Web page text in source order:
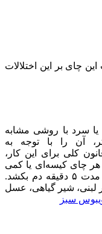
چای بر این اختلالات
سرد با روشی مشابه
آن را با توجه به
کلی برای این کار،
هر چای کیسه‌ای یا کمی
برگ چای رویبوس است. بگذارید چای به مدت ۵ دقیقه دم بکشد.
لبنی، شیر گیاهی، عسل